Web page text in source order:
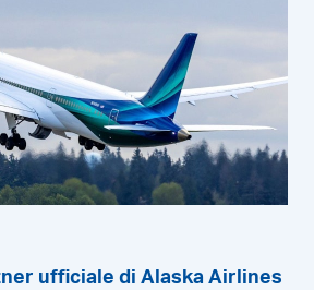
ufficiale di Alaska Airlines